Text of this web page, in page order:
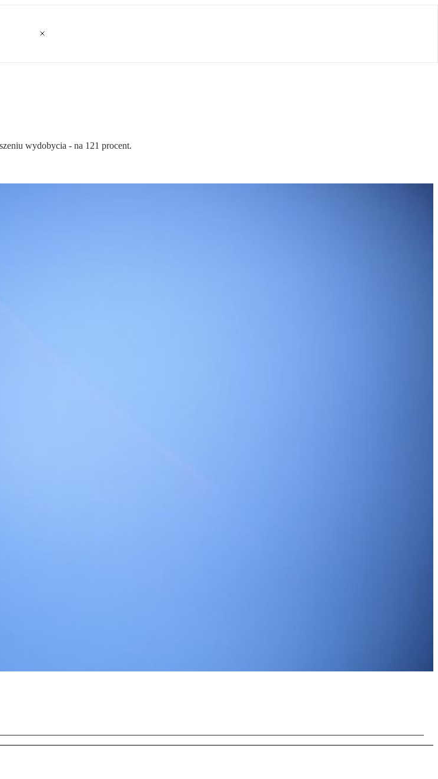
wydobycia - na 121 procent.